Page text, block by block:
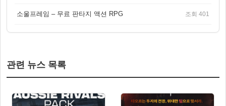
소울프레임 – 무료 판타지 액션 RPG 조회 401
관련 뉴스 목록